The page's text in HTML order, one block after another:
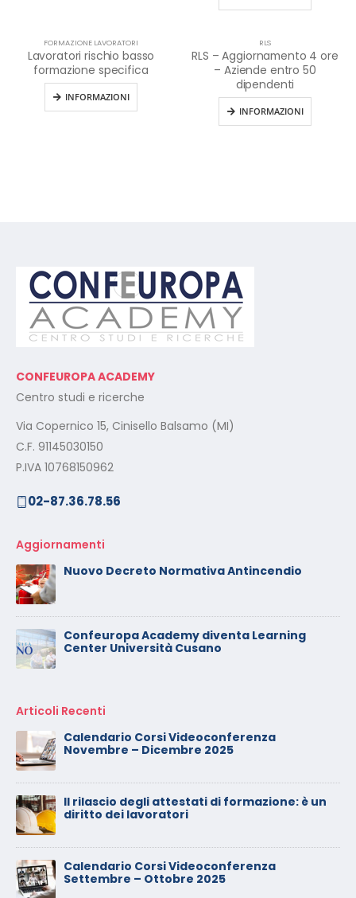
FORMAZIONE LAVORATORI
Lavoratori rischio basso
formazione specifica
INFORMAZIONI
RLS
RLS – Aggiornamento 4 ore
– Aziende entro 50
dipendenti
INFORMAZIONI
CONFEUROPA ACADEMY
Centro studi e ricerche
Via Copernico 15, Cinisello Balsamo (MI)
C.F. 91145030150
P.IVA 10768150962
02-87.36.78.56
Aggiornamenti
Nuovo Decreto Normativa Antincendio
Confeuropa Academy diventa Learning
Center Università Cusano
Articoli Recenti
Calendario Corsi Videoconferenza
Novembre – Dicembre 2025
Il rilascio degli attestati di formazione: è un
diritto dei lavoratori
Calendario Corsi Videoconferenza
Settembre – Ottobre 2025